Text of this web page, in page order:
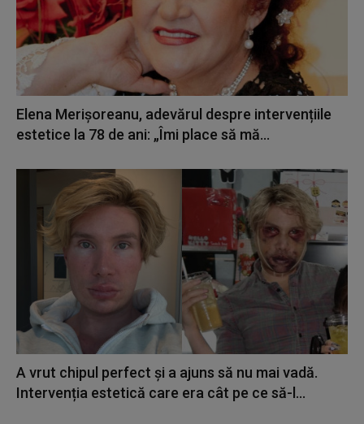
Elena Merișoreanu, adevărul despre intervențiile
estetice la 78 de ani: „Îmi place să mă...
A vrut chipul perfect și a ajuns să nu mai vadă.
Intervenția estetică care era cât pe ce să-l...